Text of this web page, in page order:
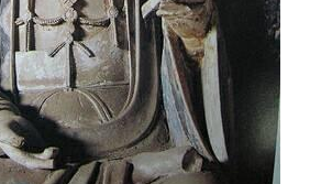
木
紀的殉道者
隔山的道人！
風雷
紀事
法藏
・轉載